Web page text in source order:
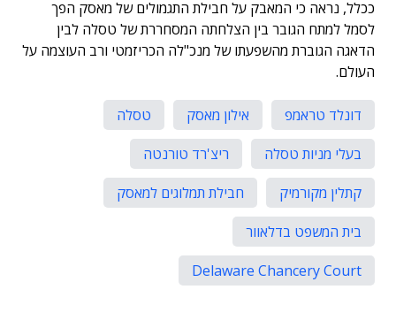
ככלל, נראה כי המאבק על חבילת התגמולים של מאסק הפך
לסמל למתח הגובר בין הצלחתה המסחררת של טסלה לבין
הדאגה הגוברת מהשפעתו של מנכ"לה הכריזמטי ורב העוצמה על
העולם.
דונלד טראמפ אילון מאסק
טסלה
בעלי מניות טסלה
ריצ'רד טורנטה
קתלין מקורמיק
חבילת תמלוגים למאסק
בית המשפט בדלאוור
Delaware Chancery Court